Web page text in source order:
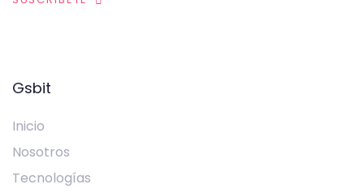
Gsbit
Inicio
Nosotros
Tecnologías